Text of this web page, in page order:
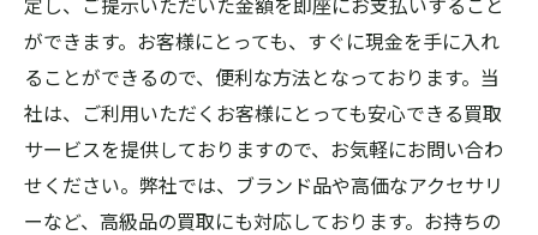
ができます。お客様にとっても、すぐに現金を手に入れ
ることができるので、便利な方法となっております。当
社は、ご利用いただくお客様にとっても安心できる買取
サービスを提供しておりますので、お気軽にお問い合わ
せください。弊社では、ブランド品や高価なアクセサリ
ーなど、高級品の買取にも対応しております。お持ちの